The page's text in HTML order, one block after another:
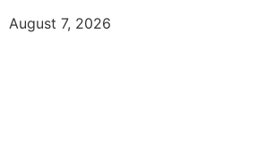
August 7, 2026